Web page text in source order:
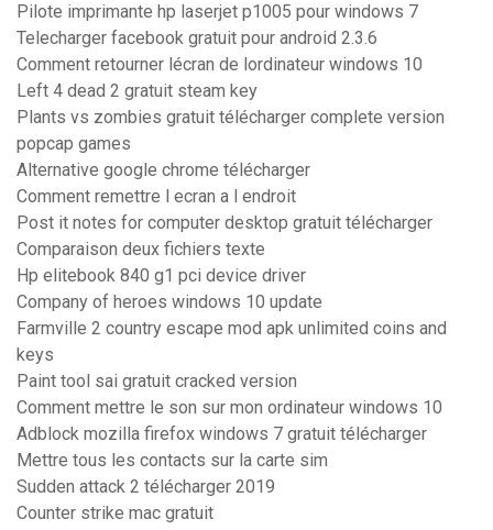
Pilote imprimante hp laserjet p1005 pour windows 7
Telecharger facebook gratuit pour android 2.3.6
Comment retourner lécran de lordinateur windows 10
Left 4 dead 2 gratuit steam key
Plants vs zombies gratuit télécharger complete version
popcap games
Alternative google chrome télécharger
Comment remettre l ecran a l endroit
Post it notes for computer desktop gratuit télécharger
Comparaison deux fichiers texte
Hp elitebook 840 g1 pci device driver
Company of heroes windows 10 update
Farmville 2 country escape mod apk unlimited coins and
keys
Paint tool sai gratuit cracked version
Comment mettre le son sur mon ordinateur windows 10
Adblock mozilla firefox windows 7 gratuit télécharger
Mettre tous les contacts sur la carte sim
Sudden attack 2 télécharger 2019
Counter strike mac gratuit